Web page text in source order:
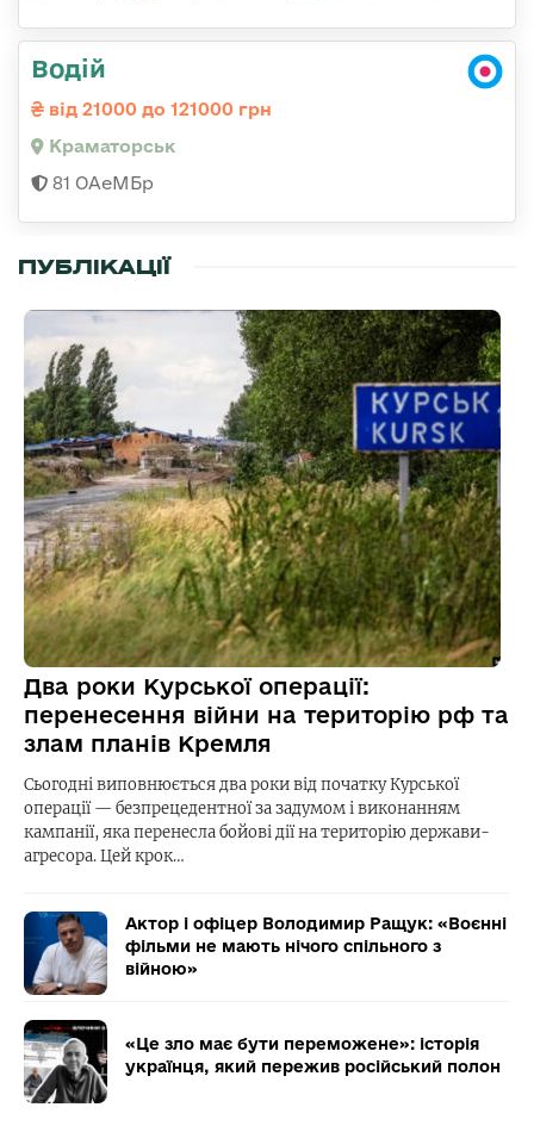
Водій
від 21000 до 121000 грн
Краматорськ
81 ОАеМБр
ПУБЛІКАЦІЇ
Два роки Курської операції:
перенесення війни на територію рф та
злам планів Кремля
Сьогодні виповнюється два роки від початку Курської
операції — безпрецедентної за задумом і виконанням
кампанії, яка перенесла бойові дії на територію держави-
агресора. Цей крок…
Актор і офіцер Володимир Ращук: «Воєнні
фільми не мають нічого спільного з
війною»
«Це зло має бути переможене»: історія
українця, який пережив російський полон